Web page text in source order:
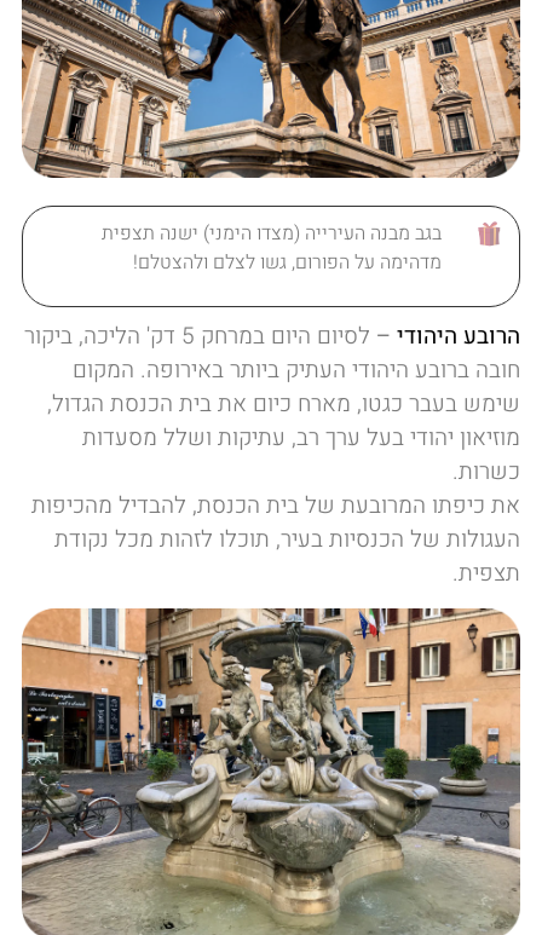
בגב מבנה העירייה (מצדו הימני) ישנה תצפית
מדהימה על הפורום, גשו לצלם ולהצטלם!
הרובע היהודי–
לסיום היום במרחק 5 דק' הליכה, ביקור
חובה ברובע היהודי העתיק ביותר באירופה. המקום
שימש בעבר כגטו, מארח כיום את בית הכנסת הגדול,
מוזיאון יהודי בעל ערך רב, עתיקות ושלל מסעדות
כשרות.
את כיפתו המרובעת של בית הכנסת, להבדיל מהכיפות
העגולות של הכנסיות בעיר, תוכלו לזהות מכל נקודת
תצפית.